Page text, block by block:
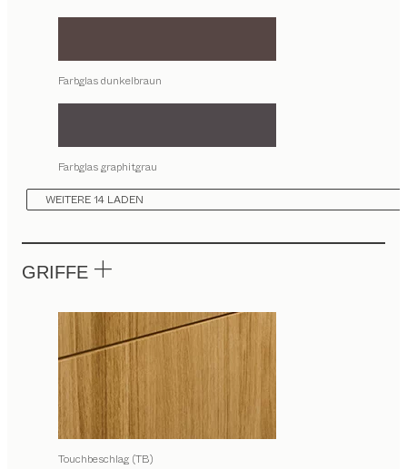
Farbglas dunkelbraun
Farbglas graphitgrau
WEITERE 14 LADEN
GRIFFE
Touchbeschlag (TB)